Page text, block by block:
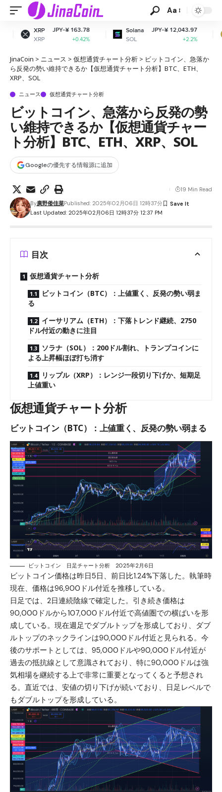
Aa
¥ 163.78
+0.42%
Solana
SOL
JPY-¥ 12,043.97
+2.2%
Dogecoin
DOGE
JinaCoin > ニュース > 仮想通貨チャート分析 > ビットコイン、急落か
ら反発の勢い維持できるか【仮想通貨チャート分析】BTC、ETH、
XRP、SOL
ニュース 仮想通貨チャート分析
ビットコイン、急落から反発の勢
い維持できるか【仮想通貨チャー
ト分析】BTC、ETH、XRP、SOL
Googleの優先する情報源に追加
Last Updated: 2025年02月06日 12時37分 12:37 PM
By廣野倭佳菜Published: 2025年02月06日 12時37分
19 Min Read
目次
仮想通貨チャート分析
ビットコイン（BTC）：上値重く、反発の勢い弱ま
る
イーサリアム（ETH）：下落トレンド継続、2750
ドル付近の動きに注目
ソラナ（SOL）：200ドル割れ、トランプコインに
よる上昇幅ほぼ打ち消す
リップル（XRP）：レンジ一段切り下げか、短期足
上値重い
仮想通貨チャート分析
ビットコイン（BTC）：上値重く、反発の勢い弱まる
ビットコイン 日足チャート分析 2025年2月6日
ビットコイン価格は昨日5日、前日比1.24%下落した。執筆時
現在、価格は96,900ドル付近を推移している。
日足では、2日連続陰線で確定した。引き続き価格は
90,000ドルから107,000ドル付近で高値圏での横ばいを形
成している。現在週足でダブルトップを形成しており、ダブ
ルトップのネックラインは90,000ドル付近と見られる。今
後のサポートとしては、95,000ドルや90,000ドル付近が
過去の抵抗線として意識されており、特に90,000ドルは強
気相場を継続する上で非常に重要となってくると予想され
る。直近では、安値の切り下げが続いており、日足レベルで
もダブルトップを形成している。